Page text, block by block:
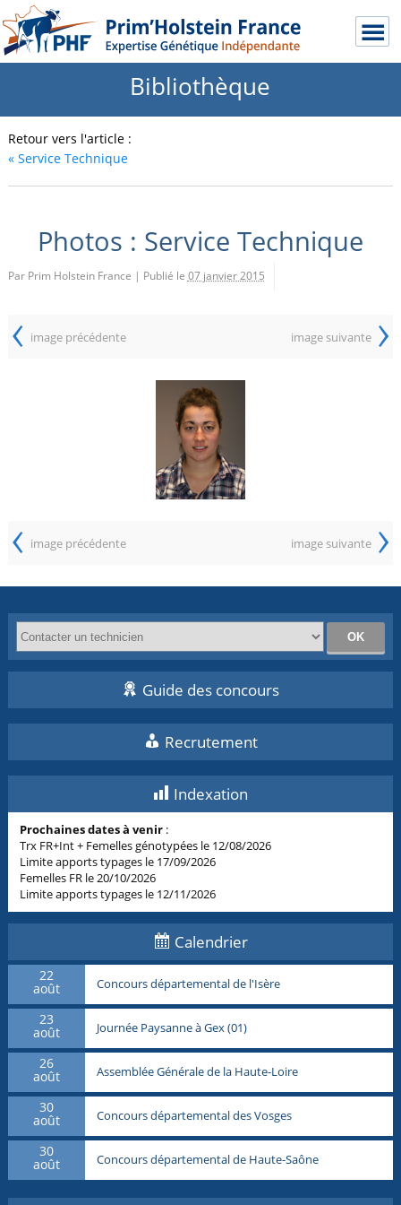
Bibliothèque
Retour vers l'article :
«Service Technique
Photos : Service Technique
Par Prim Holstein France | Publié le 07 janvier 2015
‹ image précédente image suivante ›
‹ image précédente image suivante ›
Guide des concours
Recrutement
Indexation
Prochaines dates à venir :
Trx FR+Int + Femelles génotypées le 12/08/2026
Limite apports typages le 17/09/2026
Femelles FR le 20/10/2026
Limite apports typages le 12/11/2026
Calendrier
22
août Concours départemental de l'Isère
23
août Journée Paysanne à Gex (01)
26
août Assemblée Générale de la Haute-Loire
30
août Concours départemental des Vosges
30
août Concours départemental de Haute-Saône